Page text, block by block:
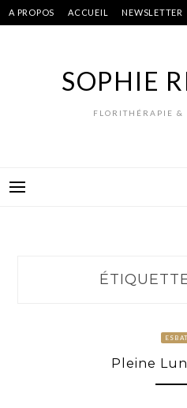
Skip
to
A PROPOS ACCUEIL NEWSLETTER
SOPHIE
FLORITHÉRAPIE &
ESBAT
Pleine